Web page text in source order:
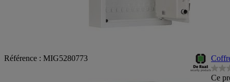
Référence : MIG5280773
0.0
Ce